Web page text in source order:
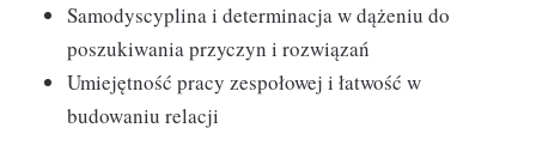
Samodyscyplina i determinacja w dążeniu do
poszukiwania przyczyn i rozwiązań
Umiejętność pracy zespołowej i łatwość w
budowaniu relacji